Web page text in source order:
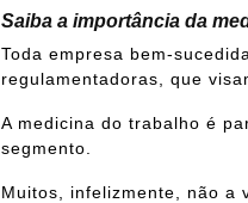
Saiba a importância da
Toda empresa bem-
regulamentadoras, que
A medicina do trabalho é
segmento.
Muitos, infelizmente, não a